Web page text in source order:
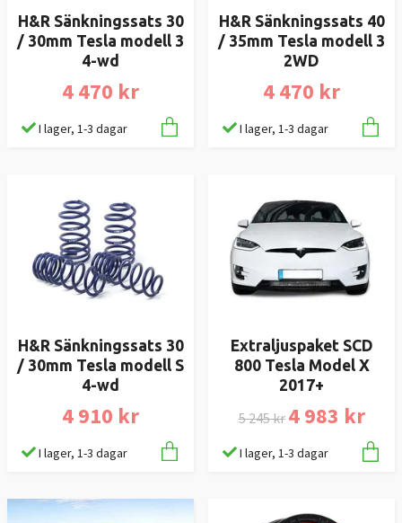
H&R Sänkningssats 30
/ 30mm Tesla modell 3
4-wd
4 470 kr
I lager, 1-3 dagar
H&R Sänkningssats 40
/ 35mm Tesla modell 3
2WD
4 470 kr
I lager, 1-3 dagar
H&R Sänkningssats 30
/ 30mm Tesla modell S
4-wd
4 910 kr
I lager, 1-3 dagar
Extraljuspaket SCD
800 Tesla Model X
2017+
5 245 kr 4 983 kr
I lager, 1-3 dagar